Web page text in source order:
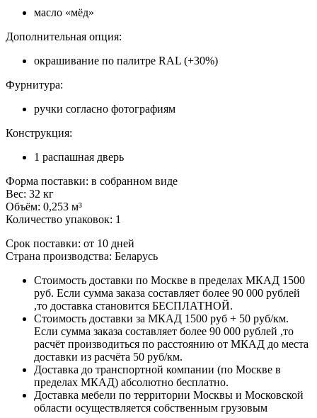
масло «мёд»
Дополнительная опция:
окрашивание по палитре RAL (+30%)
Фурнитура:
ручки согласно фотографиям
Конструкция:
1 распашная дверь
Форма поставки: в собранном виде
Вес: 32 кг
Объём: 0,253 м³
Количество упаковок: 1
Срок поставки: от 10 дней
Страна производства: Беларусь
Стоимость доставки по Москве в пределах МКАД 1500
руб. Если сумма заказа составляет более 90 000 рублей
,то доставка становится БЕСПЛАТНОЙ.
Стоимость доставки за МКАД 1500 руб + 50 руб/км.
Если сумма заказа составляет более 90 000 рублей ,то
расчёт производиться по расстоянию от МКАД до места
доставки из расчёта 50 руб/км.
Доставка до транспортной компании (по Москве в
пределах МКАД) абсолютно бесплатно.
Доставка мебели по территории Москвы и Московской
области осуществляется собственным грузовым